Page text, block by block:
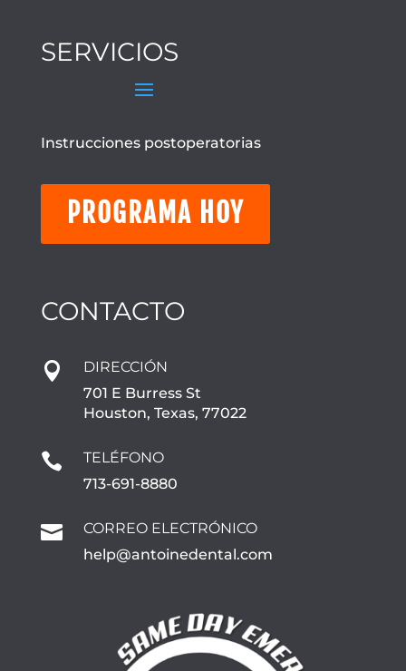
SERVICIOS
Instrucciones postoperatorias
PROGRAMA HOY
CONTACTO

DIRECCIÓN
701 E Burress St
Houston, Texas, 77022

TELÉFONO
713-691-8880

CORREO ELECTRÓNICO
help@antoinedental.com